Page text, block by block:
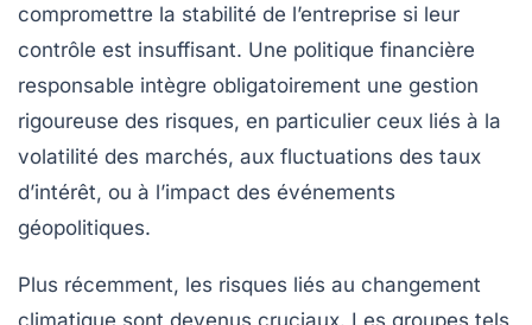
compromettre la stabilité de l’entreprise si leur
contrôle est insuffisant. Une politique financière
responsable intègre obligatoirement une gestion
rigoureuse des risques, en particulier ceux liés à la
volatilité des marchés, aux fluctuations des taux
d’intérêt, ou à l’impact des événements
géopolitiques.
Plus récemment, les risques liés au changement
climatique sont devenus cruciaux. Les groupes tels